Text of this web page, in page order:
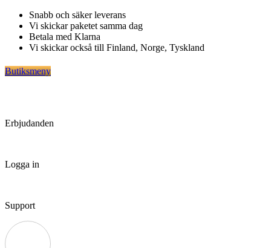
Hoppa
innehåll
Snabb och säker leverans
Vi skickar paketet samma dag
Betala med Klarna
Vi skickar också till Finland, Norge, Tyskland
Butiksmeny
Erbjudanden
Logga in
Support